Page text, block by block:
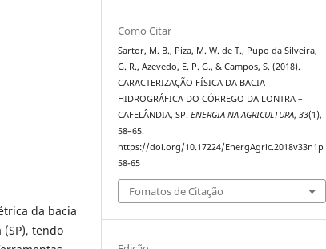
da bacia
tendo
Como Citar
Sartor, M. B., Piza, M. W. de T., Pupo da Silveira,
G. R., Azevedo, E. P. G., & Campos, S. (2018).
CARACTERIZAÇÃO FÍSICA DA BACIA
HIDROGRÁFICA DO CÓRREGO DA LONTRA –
CAFELÂNDIA, SP.ENERGIA NA AGRICULTURA,33(1),
58–65.
https://doi.org/10.17224/EnergAgric.2018v33n1p
58-65
Fomatos de Citação